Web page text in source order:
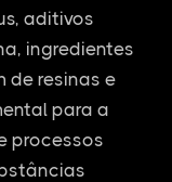
aditivos
ingredientes
de resinas e
para a
processos